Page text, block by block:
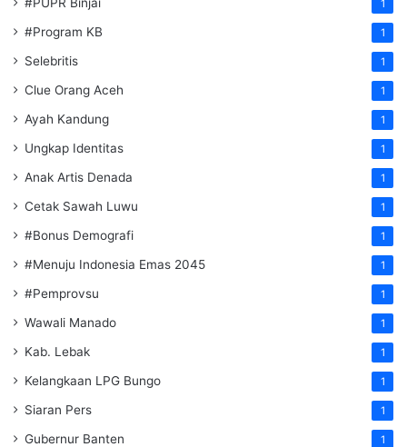
1
#Program KB 1
Selebritis 1
Clue Orang Aceh 1
Ayah Kandung 1
Ungkap Identitas 1
Anak Artis Denada 1
Cetak Sawah Luwu 1
#Bonus Demografi 1
#Menuju Indonesia Emas 2045 1
#Pemprovsu 1
Wawali Manado 1
Kab. Lebak 1
Kelangkaan LPG Bungo 1
Siaran Pers 1
Gubernur Banten 1